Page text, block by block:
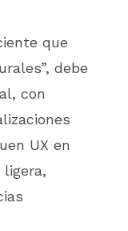
que
debe
con
UX en